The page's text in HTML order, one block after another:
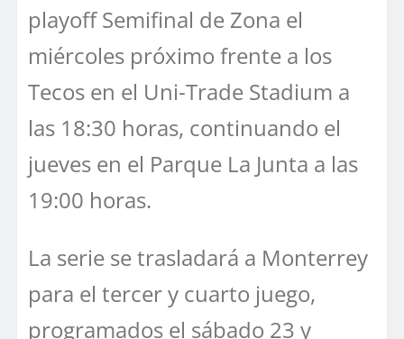
playoff Semifinal de Zona el
miércoles próximo frente a los
Tecos en el Uni-Trade Stadium a
las 18:30 horas, continuando el
jueves en el Parque La Junta a las
19:00 horas.
La serie se trasladará a Monterrey
para el tercer y cuarto juego,
programados el sábado 23 y